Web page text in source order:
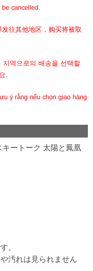
cancelled.
往其他地区，购买将被取
지역으로의 배송을 선택할
.
ý rằng nếu chọn giao hàng
キートーク 太陽と鳳凰
。
汚れは見られません